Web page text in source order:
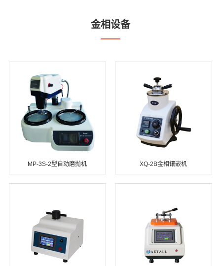
金相设备
MP-3S-2型自动磨抛机 XQ-2B金相镶嵌机